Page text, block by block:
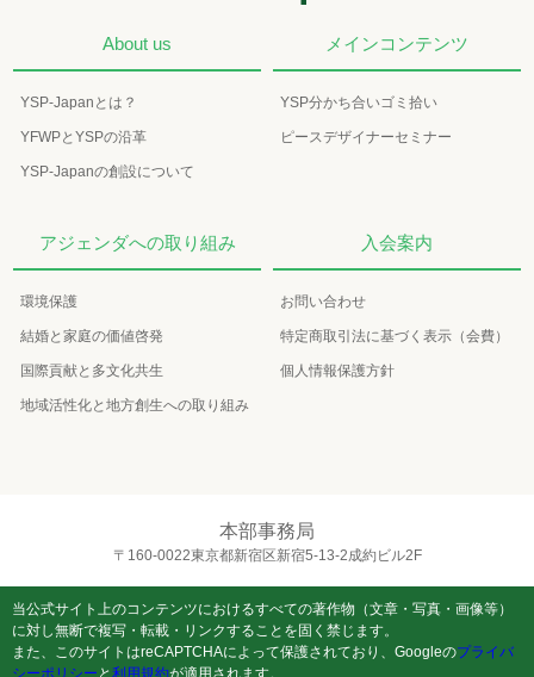
About us
YSP-Japanとは？
YFWPとYSPの沿革
YSP-Japanの創設について
メインコンテンツ
YSP分かち合いゴミ拾い
ピースデザイナーセミナー
アジェンダへの取り組み
環境保護
結婚と家庭の価値啓発
国際貢献と多文化共生
地域活性化と地方創生への取り組み
入会案内
お問い合わせ
特定商取引法に基づく表示（会費）
個人情報保護方針
本部事務局
〒160-0022東京都新宿区新宿5-13-2成約ビル2F
当公式サイト上のコンテンツにおけるすべての著作物（文章・写真・画像等）
に対し無断で複写・転載・リンクすることを固く禁じます。
また、このサイトはreCAPTCHAによって保護されており、Googleのプライバ
シーポリシー と 利用規約が適用されます。